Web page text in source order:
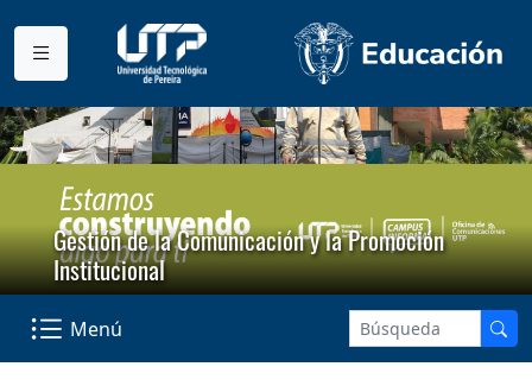
Gestión de la Comunicación y la Promoción
Institucional
Menú